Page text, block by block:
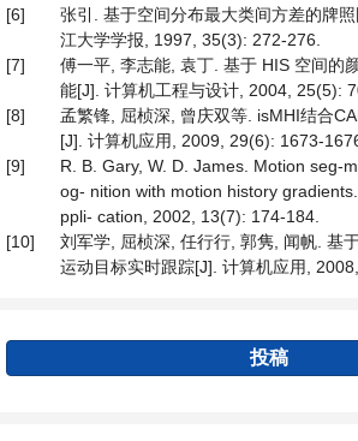
[6]
张引. 基于空间分布最大类间方差的牌
江大学学报, 1997, 35(3): 272-276.
[7]
傅一平, 李志能, 袁丁. 基于 HIS 空间的
能[J]. 计算机工程与设计, 2004, 25(5):
[8]
孟繁锋, 屈桢深, 曾庆双等. isMHI结合
[J]. 计算机应用, 2009, 29(6): 1673-
[9]
R. B. Gary, W. D. James. Motion seg-
og- nition with motion history
ppli- cation, 2002, 13(7): 174-184.
[10]
刘军学, 屈桢深, 任行行, 郭隽, 闻帆. 基
运动目标实时跟踪[J]. 计算机应用,
投稿